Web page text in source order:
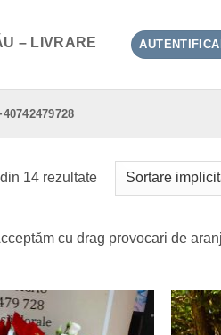
– LIVRARE
14 rezultate
cu drag provocari de